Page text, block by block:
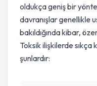
oldukça geniş bir
davranışlar genellikle
bakıldığında kibar,
Toksik ilişkilerde sıkça
şunlardır: